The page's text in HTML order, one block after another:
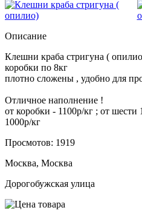
Описание
Клешни краба стригуна (
коробки по 8кг
плотно сложены , удобно для
Отличное наполнение !
от коробки - 1100р/кг ; от шести
1000р/кг
Просмотов: 1919
Москва, Москва
Дорогобужская улица